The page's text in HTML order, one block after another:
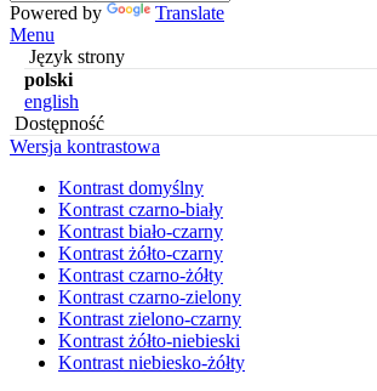
Powered by
Translate
Menu
Język strony
polski
english
Dostępność
Wersja kontrastowa
Kontrast domyślny
Kontrast czarno-biały
Kontrast biało-czarny
Kontrast żółto-czarny
Kontrast czarno-żółty
Kontrast czarno-zielony
Kontrast zielono-czarny
Kontrast żółto-niebieski
Kontrast niebiesko-żółty